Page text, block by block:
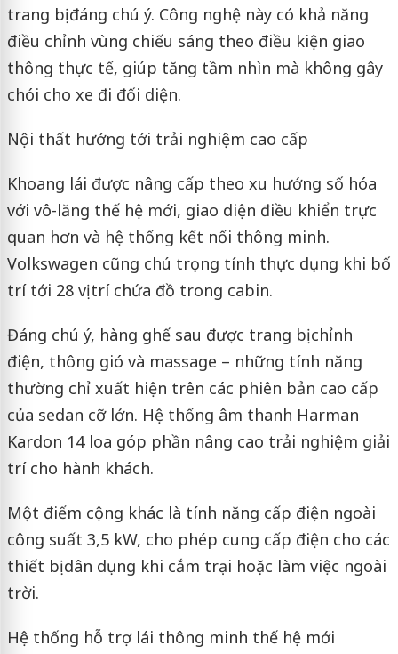
trang bị đáng chú ý. Công nghệ này có khả năng
điều chỉnh vùng chiếu sáng theo điều kiện giao
thông thực tế, giúp tăng tầm nhìn mà không gây
chói cho xe đi đối diện.
Nội thất hướng tới trải nghiệm cao cấp
Khoang lái được nâng cấp theo xu hướng số hóa
với vô-lăng thế hệ mới, giao diện điều khiển trực
quan hơn và hệ thống kết nối thông minh.
Volkswagen cũng chú trọng tính thực dụng khi bố
trí tới 28 vị trí chứa đồ trong cabin.
Đáng chú ý, hàng ghế sau được trang bị chỉnh
điện, thông gió và massage – những tính năng
thường chỉ xuất hiện trên các phiên bản cao cấp
của sedan cỡ lớn. Hệ thống âm thanh Harman
Kardon 14 loa góp phần nâng cao trải nghiệm giải
trí cho hành khách.
Một điểm cộng khác là tính năng cấp điện ngoài
công suất 3,5 kW, cho phép cung cấp điện cho các
thiết bị dân dụng khi cắm trại hoặc làm việc ngoài
trời.
Hệ thống hỗ trợ lái thông minh thế hệ mới